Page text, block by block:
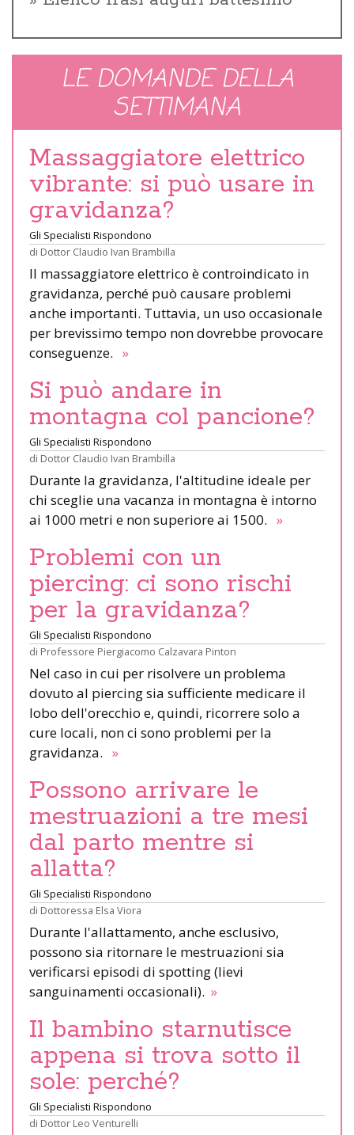
LE DOMANDE DELLA
SETTIMANA
Massaggiatore elettrico
vibrante: si può usare in
gravidanza?
Gli Specialisti Rispondono
di Dottor Claudio Ivan Brambilla
Il massaggiatore elettrico è controindicato in
gravidanza, perché può causare problemi
anche importanti. Tuttavia, un uso occasionale
per brevissimo tempo non dovrebbe provocare
conseguenze. »
Si può andare in
montagna col pancione?
Gli Specialisti Rispondono
di Dottor Claudio Ivan Brambilla
Durante la gravidanza, l'altitudine ideale per
chi sceglie una vacanza in montagna è intorno
ai 1000 metri e non superiore ai 1500. »
Problemi con un
piercing: ci sono rischi
per la gravidanza?
Gli Specialisti Rispondono
di Professore Piergiacomo Calzavara Pinton
Nel caso in cui per risolvere un problema
dovuto al piercing sia sufficiente medicare il
lobo dell'orecchio e, quindi, ricorrere solo a
cure locali, non ci sono problemi per la
gravidanza. »
Possono arrivare le
mestruazioni a tre mesi
dal parto mentre si
allatta?
Gli Specialisti Rispondono
di Dottoressa Elsa Viora
Durante l'allattamento, anche esclusivo,
possono sia ritornare le mestruazioni sia
verificarsi episodi di spotting (lievi
sanguinamenti occasionali). »
Il bambino starnutisce
appena si trova sotto il
sole: perché?
Gli Specialisti Rispondono
di Dottor Leo Venturelli